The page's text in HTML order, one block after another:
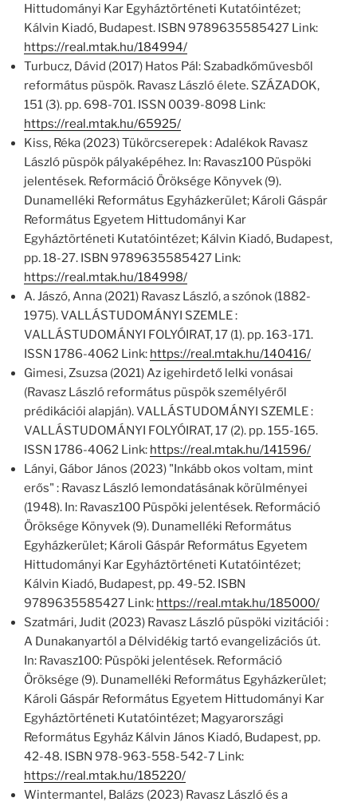
Hittudományi Kar Egyháztörténeti Kutatóintézet;
Kálvin Kiadó, Budapest. ISBN 9789635585427 Link:
https://real.mtak.hu/184994/
Turbucz, Dávid (2017) Hatos Pál: Szabadkőművesből
református püspök. Ravasz László élete. SZÁZADOK,
151 (3). pp. 698-701. ISSN 0039-8098 Link:
https://real.mtak.hu/65925/
Kiss, Réka (2023) Tükörcserepek : Adalékok Ravasz
László püspök pályaképéhez. In: Ravasz100 Püspöki
jelentések. Reformáció Öröksége Könyvek (9).
Dunamelléki Református Egyházkerület; Károli Gáspár
Református Egyetem Hittudományi Kar
Egyháztörténeti Kutatóintézet; Kálvin Kiadó, Budapest,
pp. 18-27. ISBN 9789635585427 Link:
https://real.mtak.hu/184998/
A. Jászó, Anna (2021) Ravasz László, a szónok (1882-
1975). VALLÁSTUDOMÁNYI SZEMLE :
VALLÁSTUDOMÁNYI FOLYÓIRAT, 17 (1). pp. 163-171.
ISSN 1786-4062 Link: https://real.mtak.hu/140416/
Gimesi, Zsuzsa (2021) Az igehirdető lelki vonásai
(Ravasz László református püspök személyéről
prédikációi alapján). VALLÁSTUDOMÁNYI SZEMLE :
VALLÁSTUDOMÁNYI FOLYÓIRAT, 17 (2). pp. 155-165.
ISSN 1786-4062 Link: https://real.mtak.hu/141596/
Lányi, Gábor János (2023) "Inkább okos voltam, mint
erős" : Ravasz László lemondatásának körülményei
(1948). In: Ravasz100 Püspöki jelentések. Reformáció
Öröksége Könyvek (9). Dunamelléki Református
Egyházkerület; Károli Gáspár Református Egyetem
Hittudományi Kar Egyháztörténeti Kutatóintézet;
Kálvin Kiadó, Budapest, pp. 49-52. ISBN
9789635585427 Link: https://real.mtak.hu/185000/
Szatmári, Judit (2023) Ravasz László püspöki vizitációi :
A Dunakanyartól a Délvidékig tartó evangelizációs út.
In: Ravasz100: Püspöki jelentések. Reformáció
Öröksége (9). Dunamelléki Református Egyházkerület;
Károli Gáspár Református Egyetem Hittudományi Kar
Egyháztörténeti Kutatóintézet; Magyarországi
Református Egyház Kálvin János Kiadó, Budapest, pp.
42-48. ISBN 978-963-558-542-7 Link:
https://real.mtak.hu/185220/
Wintermantel, Balázs (2023) Ravasz László és a